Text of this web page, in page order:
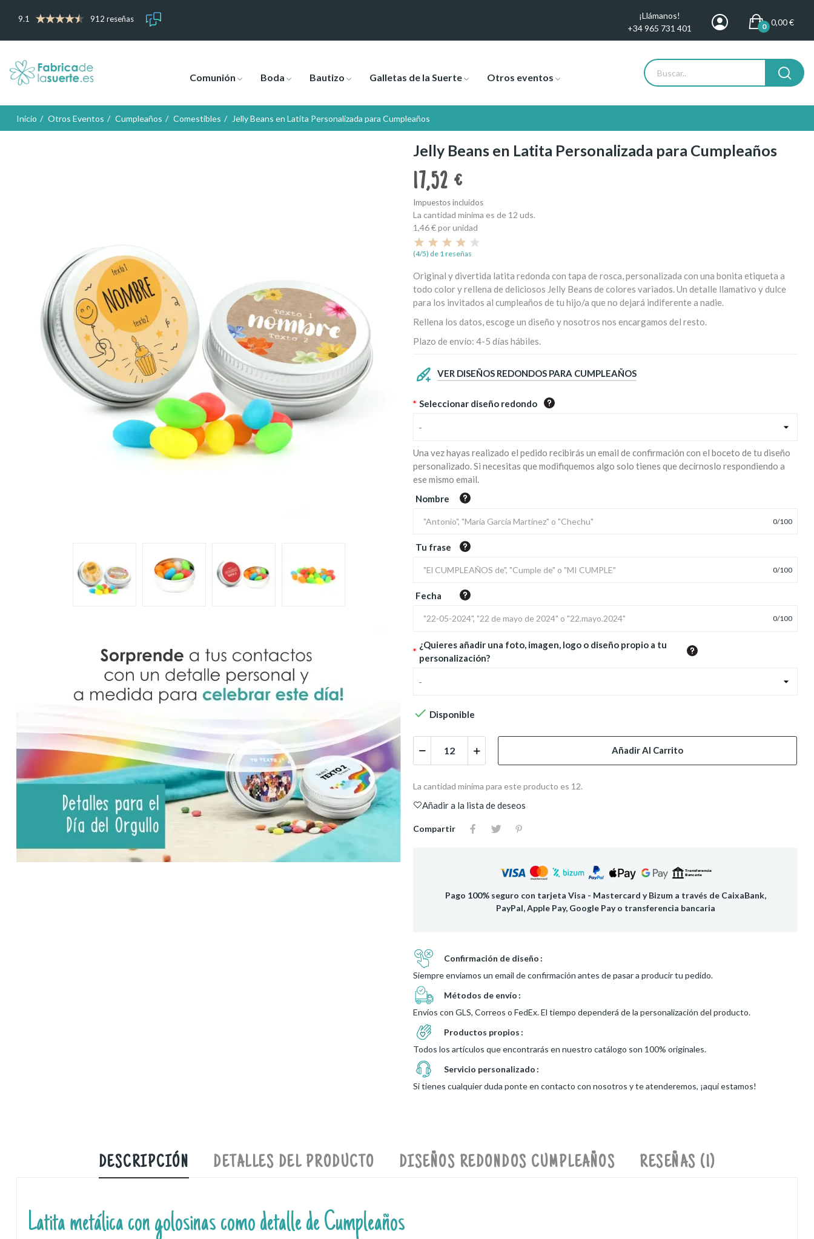
9.1 912 reseñas
¡Llámanos!
+34 965 731 401
0,00 €
0
Comunión Boda Bautizo Galletas de la Suerte Otros eventos
Inicio Otros Eventos Cumpleaños Comestibles Jelly Beans en Latita Personalizada para Cumpleaños
Jelly Beans en Latita Personalizada para Cumpleaños
17,52 €
Impuestos incluidos
La cantidad mínima es de 12 uds.
1,46 €por unidad
(4/5) de 1 reseñas
Original y divertida latita redonda con tapa de rosca, personalizada con una bonita etiqueta a
todo color y rellena de deliciosos Jelly Beans de colores variados. Un detalle llamativo y dulce
para los invitados al cumpleaños de tu hijo/a que no dejará indiferente a nadie.
Rellena los datos, escoge un diseño y nosotros nos encargamos del resto.
Plazo de envío: 4-5 días hábiles.
VER DISEÑOS REDONDOS PARA CUMPLEAÑOS
* Seleccionar diseño redondo
-
Una vez hayas realizado el pedido recibirás un email de confirmación con el boceto de tu diseño
personalizado. Si necesitas que modifiquemos algo solo tienes que decírnoslo respondiendo a
ese mismo email.
Nombre
0/100
Tu frase
0/100
Fecha
0/100
*
¿Quieres añadir una foto, imagen, logo o diseño propio a tu
personalización?
-
 Disponible
Añadir Al Carrito
La cantidad mínima para este producto es 12.
Añadir a la lista de deseos
Compartir
Pago 100% seguro con tarjeta Visa - Mastercard y Bizum a través de CaixaBank,
PayPal, Apple Pay, Google Pay o transferencia bancaria
Confirmación de diseño
Siempre enviamos un email de confirmación antes de pasar a producir tu pedido.
Métodos de envío
Envíos con GLS, Correos o FedEx. El tiempo dependerá de la personalización del producto.
Productos propios
Todos los artículos que encontrarás en nuestro catálogo son 100% originales.
Servicio personalizado
Si tienes cualquier duda ponte en contacto con nosotros y te atenderemos, ¡aquí estamos!
DESCRIPCIÓN DETALLES DEL PRODUCTO DISEÑOS REDONDOS CUMPLEAÑOS RESEÑAS (1)
Latita metálica con golosinas como detalle de Cumpleaños